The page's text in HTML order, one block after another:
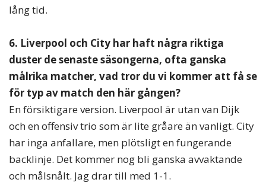
lång tid.
6. Liverpool och City har haft några riktiga
duster de senaste säsongerna, ofta ganska
målrika matcher, vad tror du vi kommer att få se
för typ av match den här gången?
En försiktigare version. Liverpool är utan van Dijk
och en offensiv trio som är lite gråare än vanligt. City
har inga anfallare, men plötsligt en fungerande
backlinje. Det kommer nog bli ganska avvaktande
och målsnålt. Jag drar till med 1-1.